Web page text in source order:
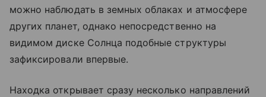
можно наблюдать в земных облаках и атмосфере
других планет, однако непосредственно на
видимом диске Солнца подобные структуры
зафиксировали впервые.
Находка открывает сразу несколько направлений